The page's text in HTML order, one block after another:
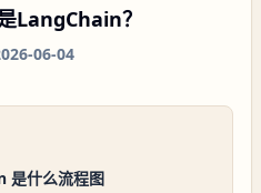
LangChain？
06-04
是什么流程图